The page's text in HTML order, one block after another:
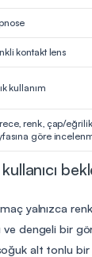
kontakt lens
kullanım
renk, çap/
göre
yalnızca
ve dengeli bir
alt tonlu